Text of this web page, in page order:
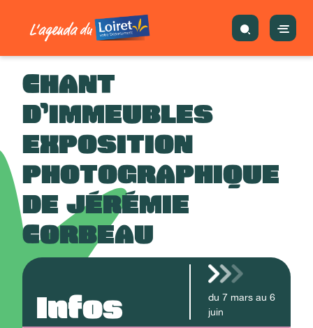
CHANT
D’IMMEUBLES
EXPOSITION
PHOTOGRAPHIQUE
DE JÉRÉMIE
CORBEAU
Infos du 7 mars au 6
juin